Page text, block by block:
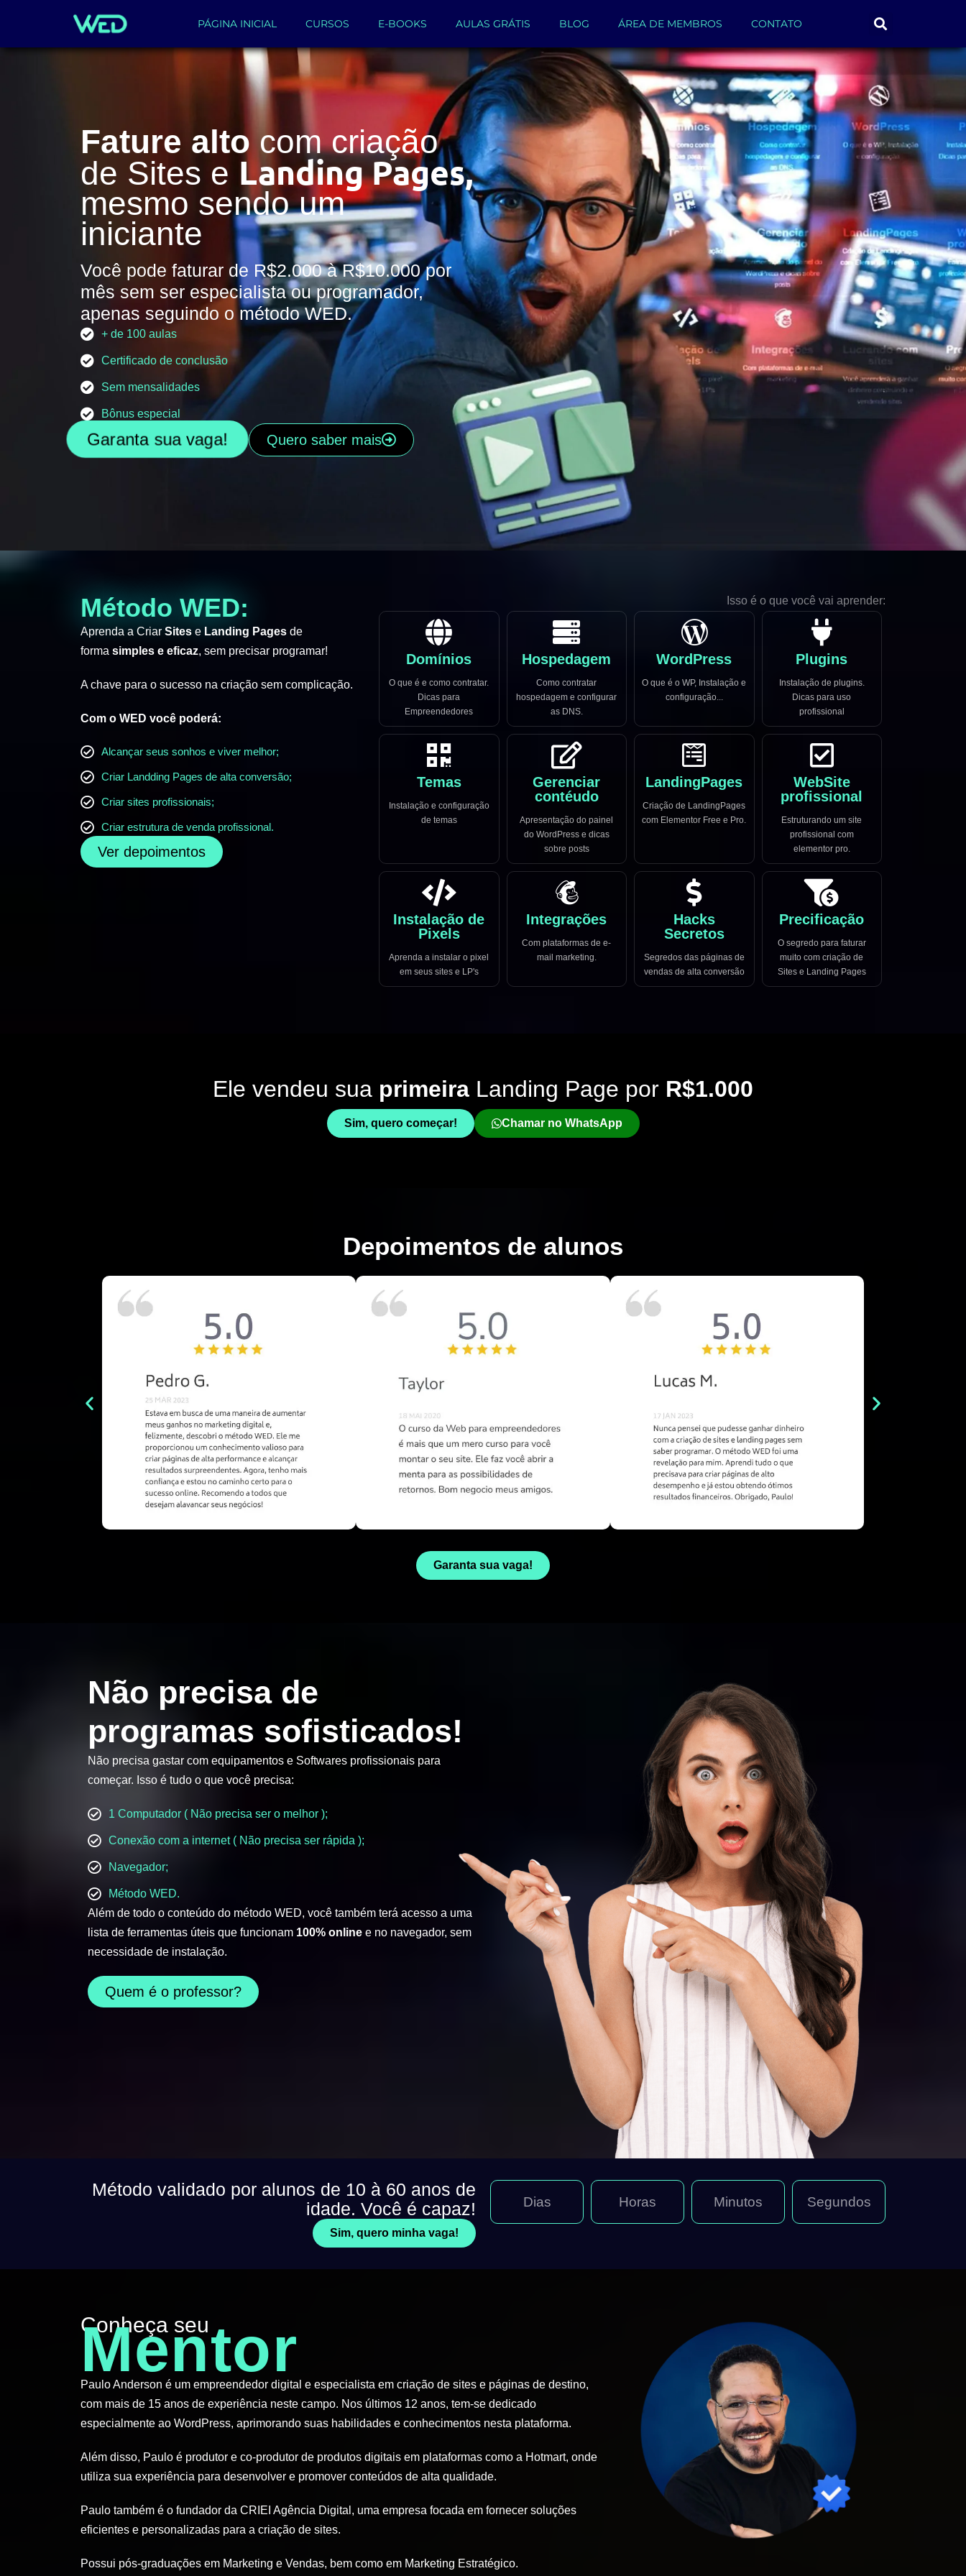
PÁGINA INICIAL CURSOS E-BOOKS AULAS GRÁTIS BLOG ÁREA DE MEMBROS CONTATO
Fature alto com criação
de Sites e Landing Pages,
mesmo sendo um
iniciante
Você pode faturar de R$2.000 à R$10.000 por
mês sem ser especialista ou programador,
apenas seguindo o método WED.
+ de 100 aulas
Certificado de conclusão
Sem mensalidades
Bônus especial
Garanta sua vaga! Quero saber mais
Método WED:
Aprenda a Criar Sites e Landing Pages de
forma simples e eficaz, sem precisar programar!
A chave para o sucesso na criação sem complicação.
Com o WED você poderá:
Alcançar seus sonhos e viver melhor;
Criar Landding Pages de alta conversão;
Criar sites profissionais;
Criar estrutura de venda profissional.
Ver depoimentos
Isso é o que você vai aprender:
Domínios
O que é e como contratar.
Dicas para
Empreendedores
Hospedagem
Como contratar
hospedagem e configurar
as DNS.
WordPress
O que é o WP, Instalação e
configuração...
Plugins
Instalação de plugins.
Dicas para uso
profissional
Temas
Instalação e configuração
de temas
Gerenciar
contéudo
Apresentação do painel
do WordPress e dicas
sobre posts
LandingPages
Criação de LandingPages
com Elementor Free e Pro.
WebSite
profissional
Estruturando um site
profissional com
elementor pro.
Instalação de
Pixels
Aprenda a instalar o pixel
em seus sites e LP's
Integrações
Com plataformas de e-
mail marketing.
Hacks
Secretos
Segredos das páginas de
vendas de alta conversão
Precificação
O segredo para faturar
muito com criação de
Sites e Landing Pages
Ele vendeu sua primeira Landing Page por R$1.000
Sim, quero começar! Chamar no WhatsApp
Depoimentos de alunos
Garanta sua vaga!
Não precisa de
programas sofisticados!
Não precisa gastar com equipamentos e Softwares profissionais para
começar. Isso é tudo o que você precisa:
1 Computador ( Não precisa ser o melhor );
Conexão com a internet ( Não precisa ser rápida );
Navegador;
Método WED.
Além de todo o conteúdo do método WED, você também terá acesso a uma
lista de ferramentas úteis que funcionam 100% online e no navegador, sem
necessidade de instalação.
Quem é o professor?
Método validado por alunos de 10 à 60 anos de
idade. Você é capaz!
Sim, quero minha vaga!
Dias Horas Minutos Segundos
Conheça seu
Mentor
Paulo Anderson é um empreendedor digital e especialista em criação de sites e páginas de destino,
com mais de 15 anos de experiência neste campo. Nos últimos 12 anos, tem-se dedicado
especialmente ao WordPress, aprimorando suas habilidades e conhecimentos nesta plataforma.
Além disso, Paulo é produtor e co-produtor de produtos digitais em plataformas como a Hotmart, onde
utiliza sua experiência para desenvolver e promover conteúdos de alta qualidade.
Paulo também é o fundador da CRIEI Agência Digital, uma empresa focada em fornecer soluções
eficientes e personalizadas para a criação de sites.
Possui pós-graduações em Marketing e Vendas, bem como em Marketing Estratégico.